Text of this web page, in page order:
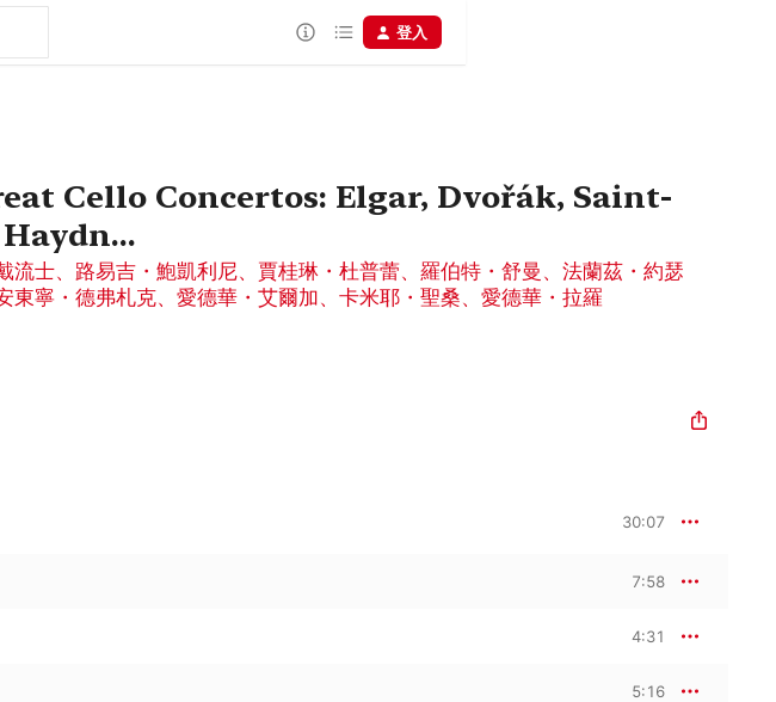
登入
Cello Concertos: Elgar, Dvořák, Saint-
流士、 路易吉・鮑凱利尼、 賈桂琳・杜普蕾、 羅伯特・舒曼 、 法蘭茲・約瑟
東寧・德弗札克、 愛德華・艾爾加、 卡米耶・聖桑、 愛德華・拉羅
30:07
7:58
4:31
5:16